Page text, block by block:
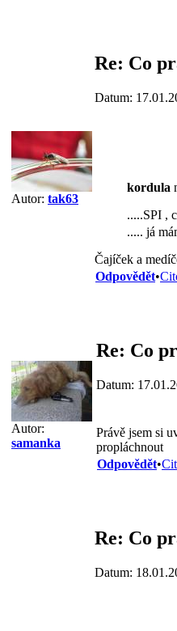
Autor: tak63
Re: Co
Datum:
kordula
.....SPI ,
..... já
Čajíček a
Odpovědět•
Autor:
samanka
Re: Co
Datum:
Právě jsem si
propláchnout
Odpovědět•
Re: Co
Datum: